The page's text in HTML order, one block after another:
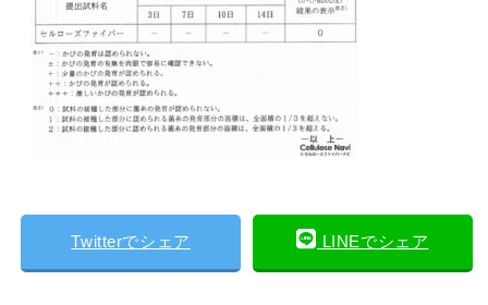
Twitterでシェア LINEでシェア